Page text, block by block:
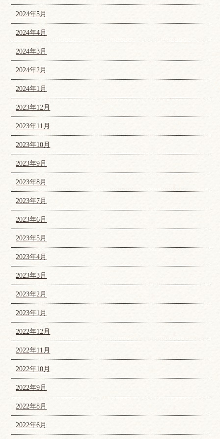
2024年5月
2024年4月
2024年3月
2024年2月
2024年1月
2023年12月
2023年11月
2023年10月
2023年9月
2023年8月
2023年7月
2023年6月
2023年5月
2023年4月
2023年3月
2023年2月
2023年1月
2022年12月
2022年11月
2022年10月
2022年9月
2022年8月
2022年6月